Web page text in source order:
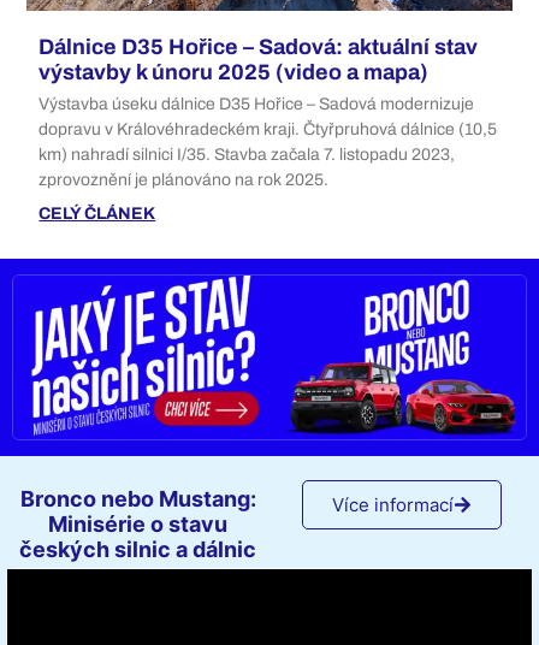
Dálnice D35 Hořice – Sadová: aktuální stav
výstavby k únoru 2025 (video a mapa)
Výstavba úseku dálnice D35 Hořice – Sadová modernizuje
dopravu v Královéhradeckém kraji. Čtyřpruhová dálnice (10,5
km) nahradí silnici I/35. Stavba začala 7. listopadu 2023,
zprovoznění je plánováno na rok 2025.
CELÝ ČLÁNEK
Bronco nebo Mustang:
Minisérie o stavu
českých silnic a dálnic
Více informací